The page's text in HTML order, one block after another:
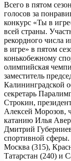
Всего в пятом
голосов за
конкурс «Ты в
всей страны.
рекордного числа
в игре» в пятом
конькобежному
олимпийская
заместитель
Калининградской
секретарь
Строкин,
Алексей Морозов,
катанию Илья
Дмитрий
спортивной сферы.
Москва (315),
Татарстан (240) и